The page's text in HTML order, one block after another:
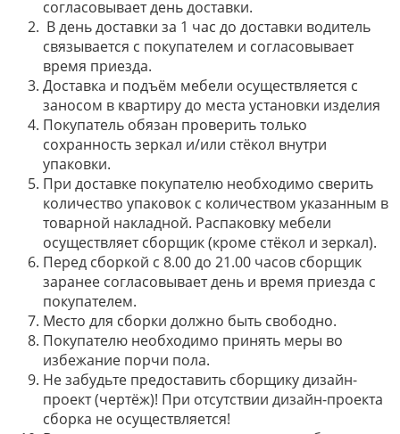
согласовывает день доставки.
В день доставки за 1 час до доставки водитель
связывается с покупателем и согласовывает
время приезда.
Доставка и подъём мебели осуществляется с
заносом в квартиру до места установки изделия
Покупатель обязан проверить только
сохранность зеркал и/или стёкол внутри
упаковки.
При доставке покупателю необходимо сверить
количество упаковок с количеством указанным в
товарной накладной. Распаковку мебели
осуществляет сборщик (кроме стёкол и зеркал).
Перед сборкой с 8.00 до 21.00 часов сборщик
заранее согласовывает день и время приезда с
покупателем.
Место для сборки должно быть свободно.
Покупателю необходимо принять меры во
избежание порчи пола.
Не забудьте предоставить сборщику дизайн-
проект (чертёж)! При отсутствии дизайн-проекта
сборка не осуществляется!